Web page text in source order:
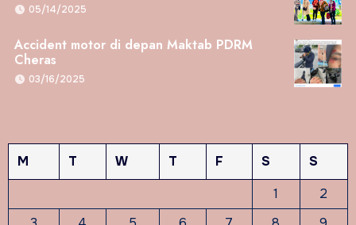
05/14/2025
Accident motor di depan Maktab PDRM
Cheras
03/16/2025
M T W T F S
S
1
2